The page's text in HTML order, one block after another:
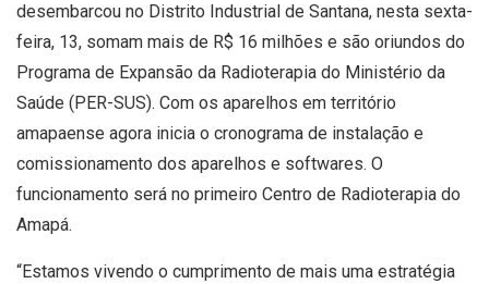
desembarcou no Distrito Industrial de Santana, nesta sexta-
feira, 13, somam mais de R$ 16 milhões e são oriundos do
Programa de Expansão da Radioterapia do Ministério da
Saúde (PER-SUS). Com os aparelhos em território
amapaense agora inicia o cronograma de instalação e
comissionamento dos aparelhos e softwares. O
funcionamento será no primeiro Centro de Radioterapia do
Amapá.
“Estamos vivendo o cumprimento de mais uma estratégia